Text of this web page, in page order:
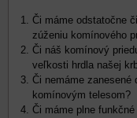
Či máme odstatočne
zúženiu komínového
Či náš komínový
veľkosti hrdla našej
Či nemáme zanesené
komínovým telesom?
Či máme plne